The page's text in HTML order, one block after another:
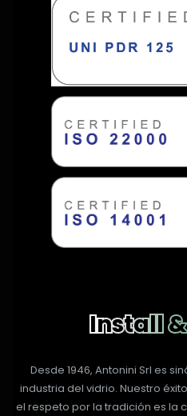
Install
Desde 1946, Antonini Srl es
industria del vidrio. Nuestro
el respeto por la tradición es la